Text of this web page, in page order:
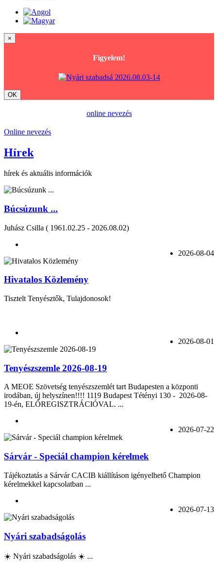
×
Figyelem!
OK
online nevezés
Online nevezés
Hírek
hírek és aktuális információk
Búcsúzunk ...
Juhász Csilla ( 1961.02.25 - 2026.08.02)
2026-08-04
Hivatalos Közlemény
Tisztelt Tenyésztők, Tulajdonosok!
2026-08-01
Tenyészszemle 2026-08-19
A MEOE Szövetség tenyészszemlét tart Budapesten a központi
irodában, új helyszínen!!!! 1119 Budapest Tétényi 130 - 2026-08-
19-én, ELŐREGISZTRÁCIÓVAL. ...
2026-07-22
Sárvár - Speciál champion kérelmek
Tájékoztatás a Sárvár CACIB kiállításon igényelhető Champion
kérelmekkel kapcsolatban ...
2026-07-13
Nyári szabadságolás
☀️ Nyári szabadságolás ☀️ ...